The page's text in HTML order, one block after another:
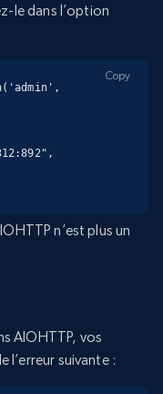
le dans l’option
Copy
n’est plus un
AIOHTTP, vos
l’erreur suivante :